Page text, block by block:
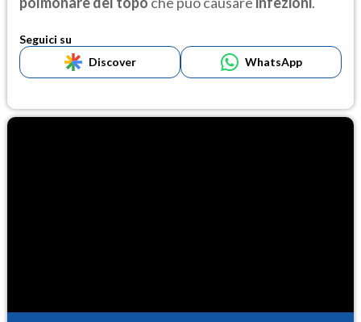
Seguici su
Discover
WhatsApp